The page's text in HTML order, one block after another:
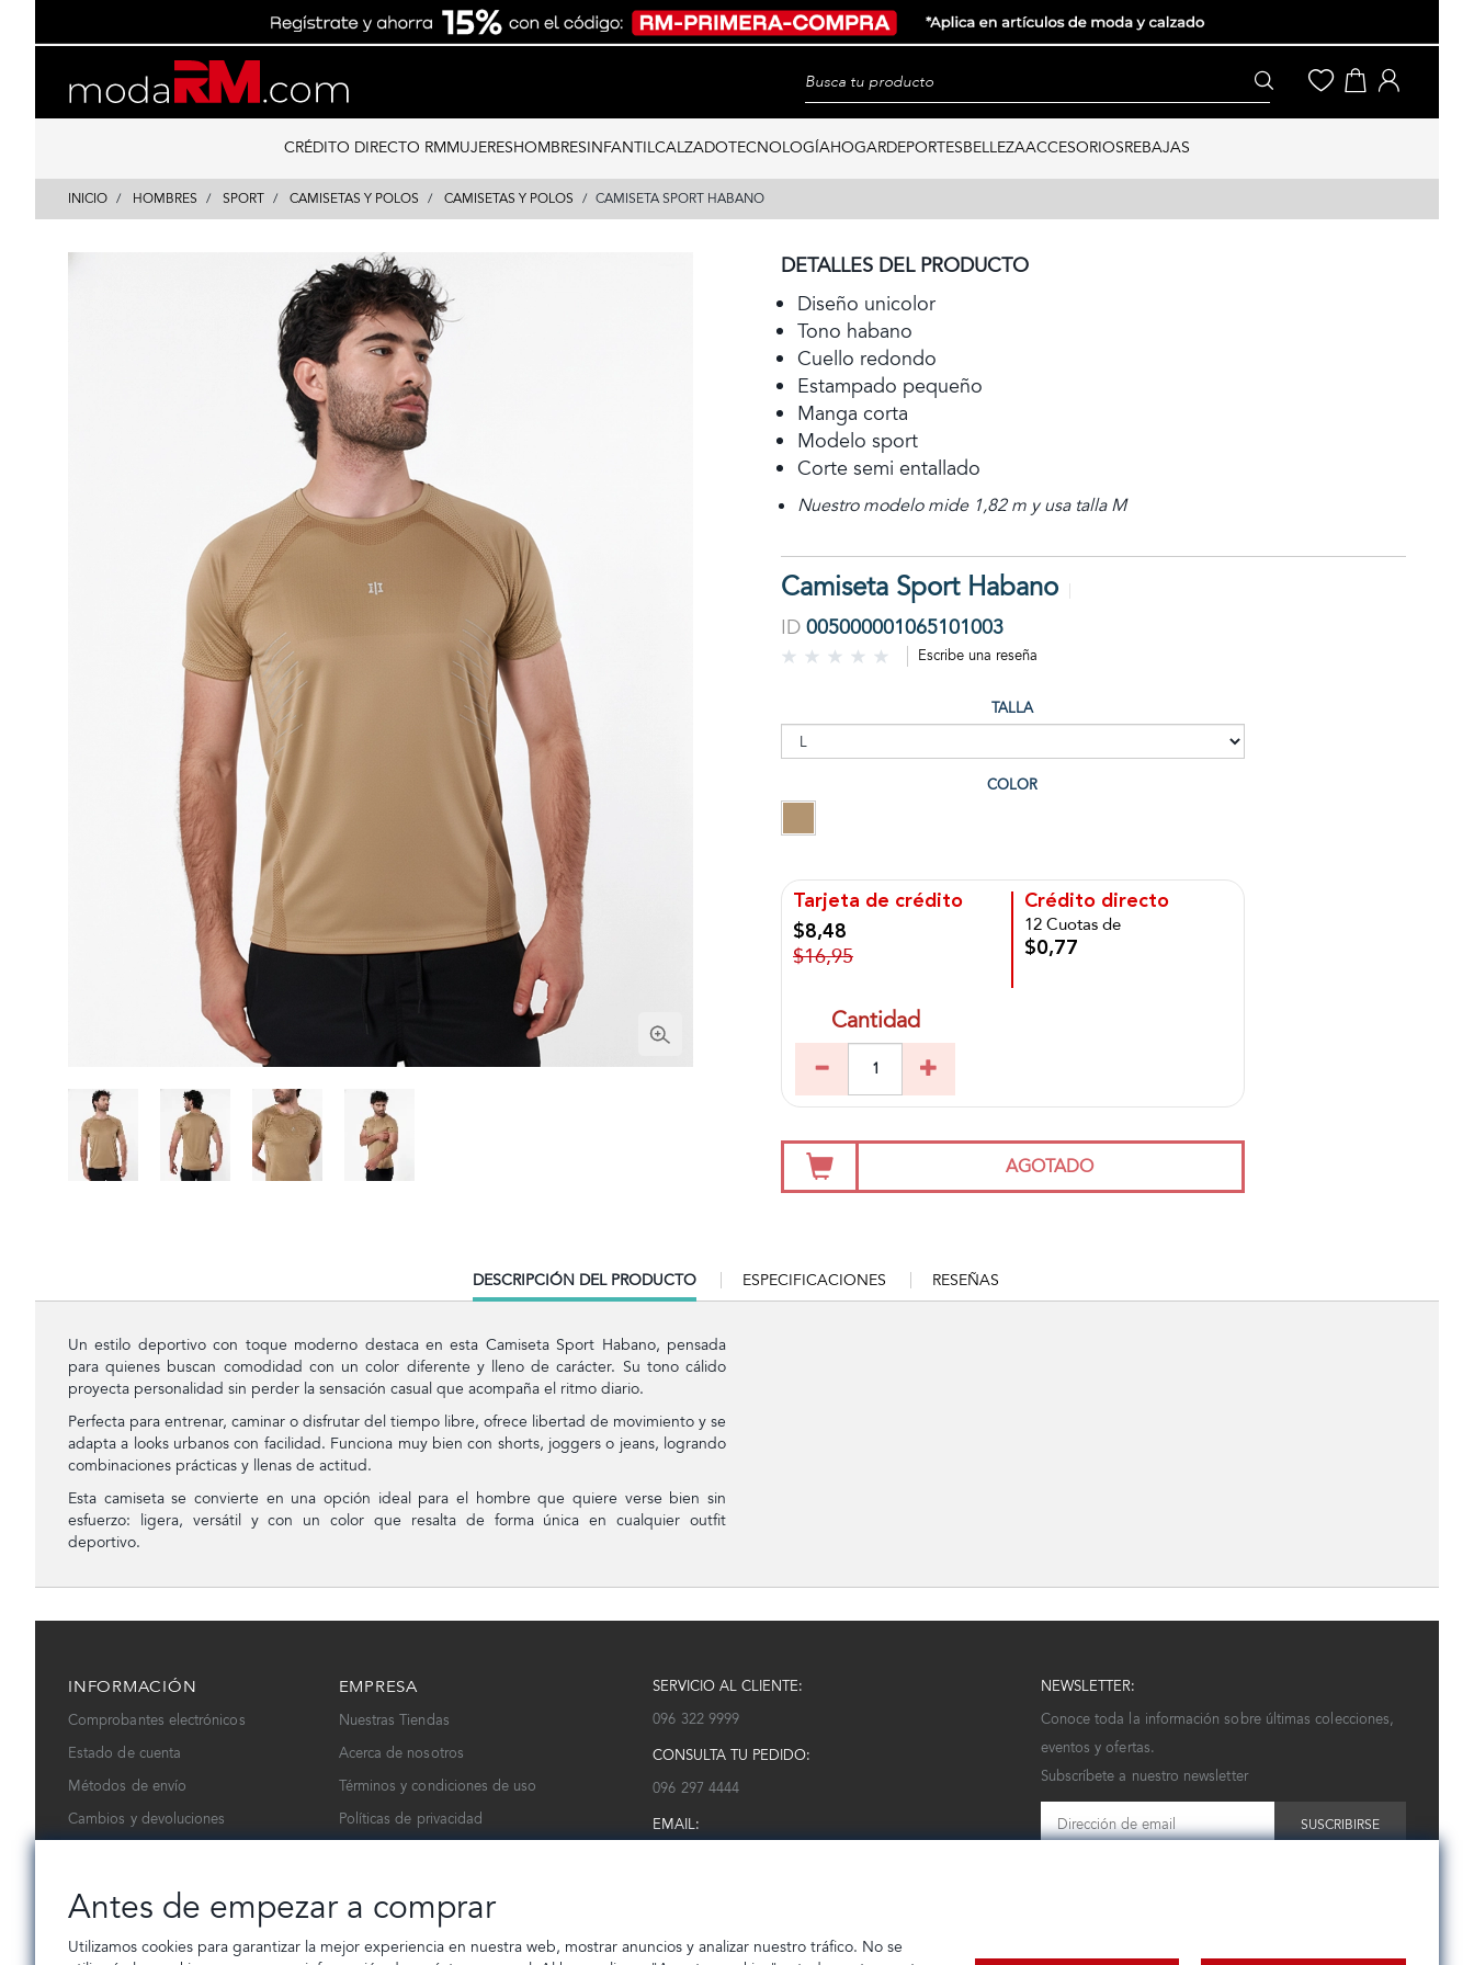
content
navigation
CRÉDITO DIRECTO RMMUJERESHOMBRESINFANTILCALZADOTECNOLOGÍAHOGARDEPORTESBELLEZAACCESORIOSREBAJAS
INICIO HOMBRES SPORT CAMISETAS Y POLOS CAMISETAS Y POLOS CAMISETA SPORT HABANO
DETALLES DEL PRODUCTO
Diseño unicolor
Tono habano
Cuello redondo
Estampado pequeño
Manga corta
Modelo sport
Corte semi entallado
Nuestro modelo mide 1,82 m y usa talla M
Camiseta Sport Habano
ID 005000001065101003
Escribe una reseña
TALLA
COLOR
Tarjeta de crédito
$8,48
$16,95
Crédito directo
12 Cuotas de
$0,77
Cantidad
AGOTADO
CURRENT
TAB:
DESCRIPCIÓN DEL PRODUCTO ESPECIFICACIONES RESEÑAS
Un estilo deportivo con toque moderno destaca en esta Camiseta Sport Habano, pensada
para quienes buscan comodidad con un color diferente y lleno de carácter. Su tono cálido
proyecta personalidad sin perder la sensación casual que acompaña el ritmo diario.
Perfecta para entrenar, caminar o disfrutar del tiempo libre, ofrece libertad de movimiento y se
adapta a looks urbanos con facilidad. Funciona muy bien con shorts, joggers o jeans, logrando
combinaciones prácticas y llenas de actitud.
Esta camiseta se convierte en una opción ideal para el hombre que quiere verse bien sin
esfuerzo: ligera, versátil y con un color que resalta de forma única en cualquier outfit
deportivo.
INFORMACIÓN
Comprobantes electrónicos
Estado de cuenta
Métodos de envío
Cambios y devoluciones
EMPRESA
Nuestras Tiendas
Acerca de nosotros
Términos y condiciones de uso
Políticas de privacidad
SERVICIO AL CLIENTE:
096 322 9999
CONSULTA TU PEDIDO:
096 297 4444
EMAIL:
NEWSLETTER:
Conoce toda la información sobre últimas colecciones,
eventos y ofertas.
Subscríbete a nuestro newsletter
SUSCRIBIRSE
Antes de empezar a comprar
Utilizamos cookies para garantizar la mejor experiencia en nuestra web, mostrar anuncios y analizar nuestro tráfico. No se